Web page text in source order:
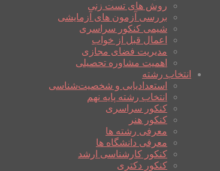
روش های تست زنی
بررسی آزمون های آزمایشی
شیمی کنکور سراسری
اعمال قبل از خواب
مدیریت فضای مجازی
اهمیت مشاوره تحصیلی
انتخاب رشته
استعدادیابی و شخصیت‌شناسی
انتخاب رشته پایه نهم
کنکور سراسری
کنکور هنر
معرفی رشته ها
معرفی دانشگاه ها
کنکور کارشناسی ارشد
کنکور دکتری